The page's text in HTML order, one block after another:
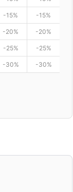
-15% -15%
-20% -20%
-25% -25%
-30% -30%